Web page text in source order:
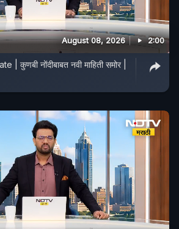
August 08, 2026 2:00
कुणबी नोंदीबाबत नवी माहिती समोर |